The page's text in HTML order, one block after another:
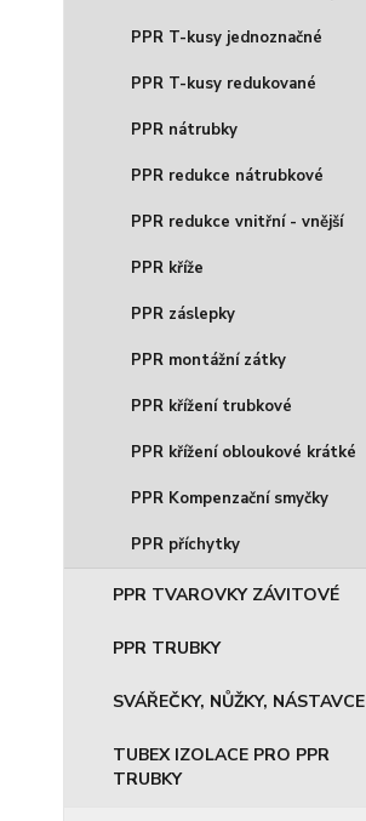
PPR T-kusy jednoznačné
PPR T-kusy redukované
PPR nátrubky
PPR redukce nátrubkové
PPR redukce vnitřní - vnější
PPR kříže
PPR záslepky
PPR montážní zátky
PPR křížení trubkové
PPR křížení obloukové krátké
PPR Kompenzační smyčky
PPR příchytky
PPR TVAROVKY ZÁVITOVÉ
PPR TRUBKY
SVÁŘEČKY, NŮŽKY, NÁSTAVCE
TUBEX IZOLACE PRO PPR
TRUBKY